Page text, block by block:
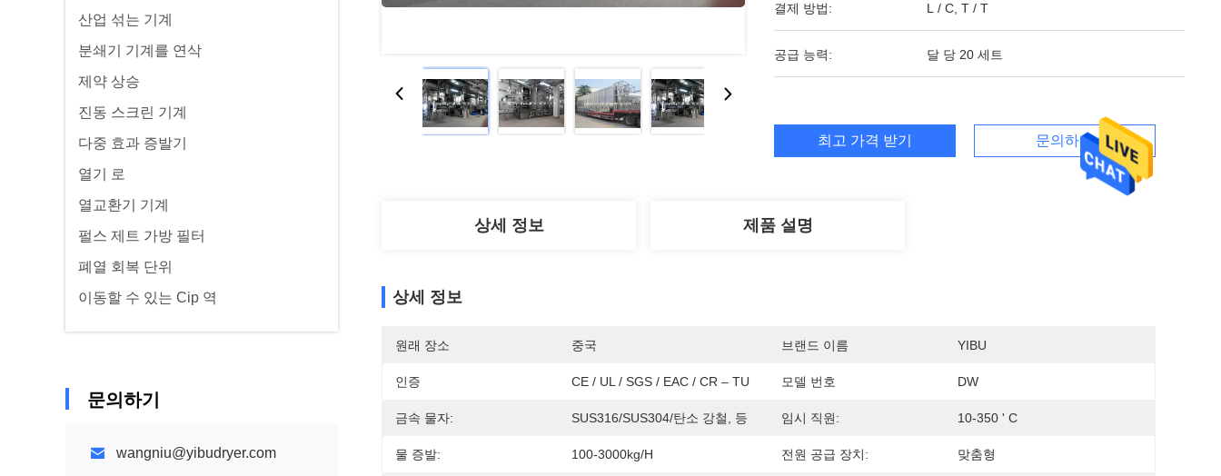
산업 섞는 기계
분쇄기 기계를 연삭
제약 상승
진동 스크린 기계
다중 효과 증발기
열기 로
열교환기 기계
펄스 제트 가방 필터
폐열 회복 단위
이동할 수 있는 Cip 역
문의하기
wangniu@yibudryer.com
결제 방법: L / C, T / T
공급 능력: 달 당 20 세트
최고 가격 받기 문의하기
상세 정보 제품 설명
상세 정보
원래 장소 중국 브랜드 이름 YIBU
인증 CE / UL / SGS / EAC / CR – TU 모델 번호 DW
금속 물자: SUS316/SUS304/탄소 강철, 등 임시 직원: 10-350 ' C
물 증발: 100-3000kg/h 전원 공급 장치: 맞춤형